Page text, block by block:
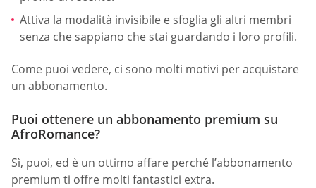
Attiva la modalità invisibile e sfoglia gli altri membri
senza che sappiano che stai guardando i loro profili.
Come puoi vedere, ci sono molti motivi per acquistare
un abbonamento.
Puoi ottenere un abbonamento premium su
AfroRomance?
Sì, puoi, ed è un ottimo affare perché l’abbonamento
premium ti offre molti fantastici extra.